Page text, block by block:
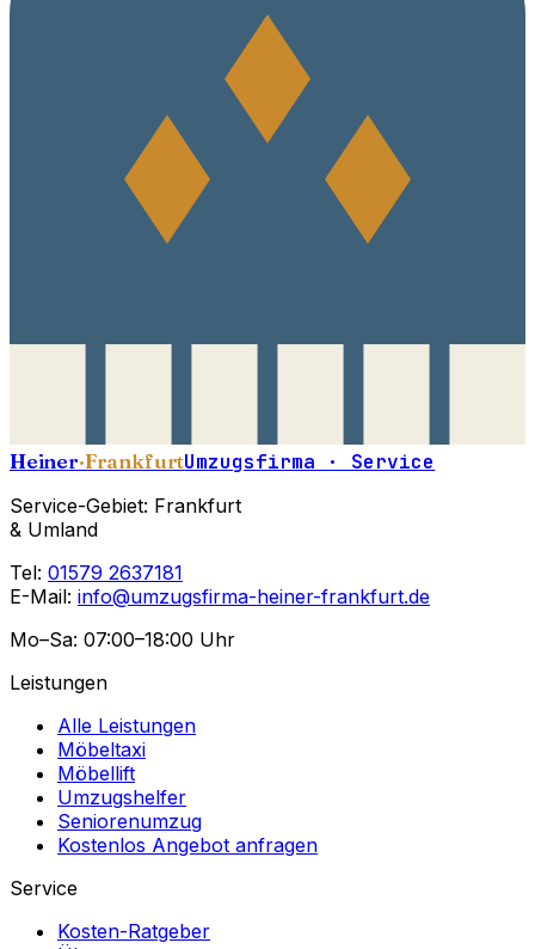
Heiner·FrankfurtUmzugsfirma · Service
Service-Gebiet: Frankfurt
& Umland
Tel: 01579 2637181
E-Mail: info@umzugsfirma-heiner-frankfurt.de
Mo–Sa: 07:00–18:00 Uhr
Leistungen
Alle Leistungen
Möbeltaxi
Möbellift
Umzugshelfer
Seniorenumzug
Kostenlos Angebot anfragen
Service
Kosten-Ratgeber